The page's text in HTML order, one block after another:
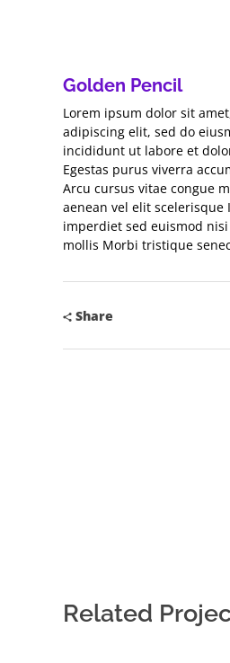
Golden Pencil
Lorem ipsum dolor sit
adipiscing elit, sed do
incididunt ut labore et
Egestas purus viverra
Arcu cursus vitae congue
aenean vel elit scelerisque
imperdiet sed euismod
mollis Morbi tristique
Share
Related